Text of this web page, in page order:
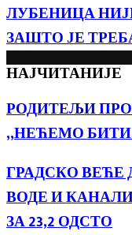
ЛУБЕНИЦА
ЗАШТО ЈЕ
НАЈЧИТАНИЈЕ
РОДИТЕЉИ
„НЕЋЕМО
ГРАДСКО ВЕЋЕ
ВОДЕ И
ЗА 23,2 ОДСТО